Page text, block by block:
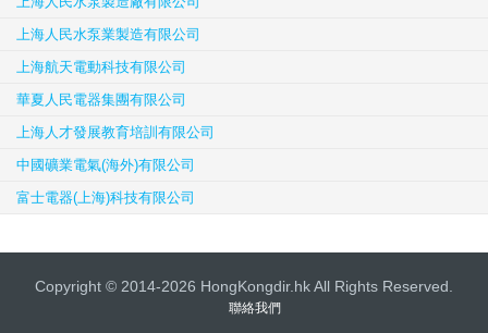
上海人民水泵業製造有限公司
上海航天電動科技有限公司
華夏人民電器集團有限公司
上海人才發展教育培訓有限公司
中國礦業電氣(海外)有限公司
富士電器(上海)科技有限公司
Copyright © 2014-2026 HongKongdir.hk All Rights Reserved.
聯絡我們